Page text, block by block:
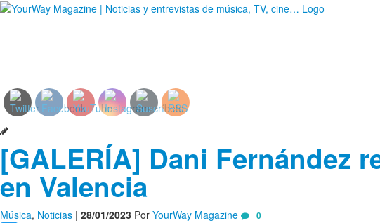
[GALERÍA] Dani Fernández
en Valencia
Música, Noticias | 28/01/2023 Por YourWay Magazine 0